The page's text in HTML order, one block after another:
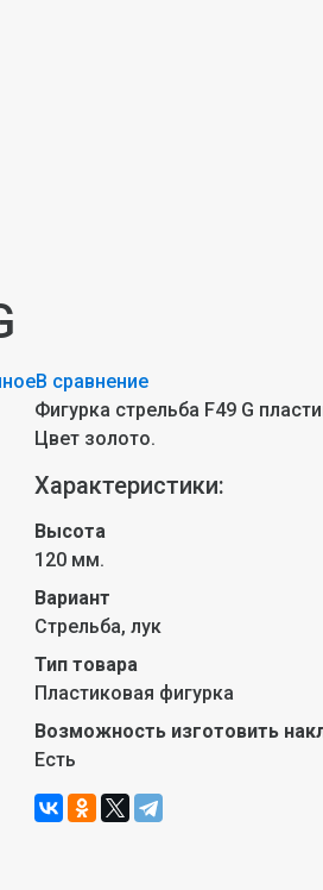
В сравнение
Фигурка стрельба F49 G
Цвет золото.
Характеристики:
Высота
120 мм.
Вариант
Стрельба, лук
Тип товара
Пластиковая фигурка
Возможность изготовить
Есть